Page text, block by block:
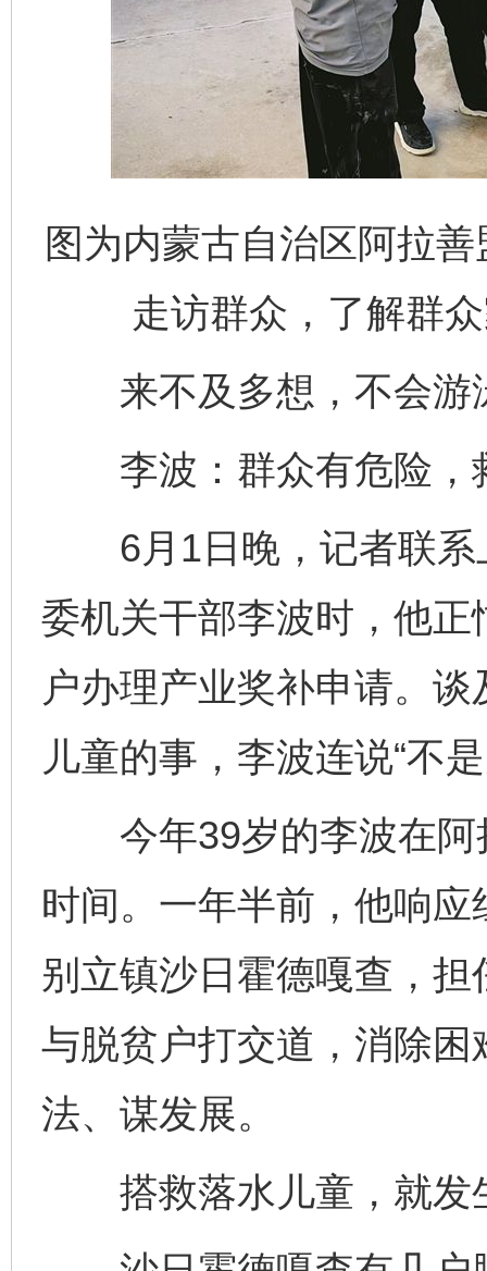
图为内蒙古自治区阿拉
走访群众，了解群
来不及多想，不会游
李波：群众有危险，
6月1日晚，记者联系
委机关干部李波时，他
户办理产业奖补申请。
儿童的事，李波连说“不
今年39岁的李波在阿
时间。一年半前，他响
别立镇沙日霍德嘎查，
与脱贫户打交道，消除
法、谋发展。
搭救落水儿童，就发